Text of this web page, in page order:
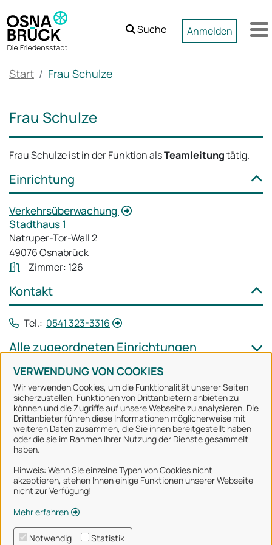
Zum Hauptinhalt springen
VERWENDUNG VON COOKIES
Wir verwenden Cookies, um die Funktionalität unserer Seiten
sicherzustellen, Funktionen von Drittanbietern anbieten zu
können und die Zugriffe auf unsere Webseite zu analysieren. Die
Drittanbieter führen diese Informationen möglicherweise mit
weiteren Daten zusammen, die Sie ihnen bereitgestellt haben
oder die sie im Rahmen Ihrer Nutzung der Dienste gesammelt
haben.
Hinweis: Wenn Sie einzelne Typen von Cookies nicht
akzeptieren, stehen Ihnen einige Funktionen unserer Webseite
nicht zur Verfügung!
Mehr erfahren
Notwendig Statistik
Suche Anmelden
Start Frau Schulze
Frau Schulze
Frau Schulze ist in der Funktion alsTeamleitungtätig.
Einrichtung
Verkehrsüberwachung
Stadthaus 1
Natruper-Tor-Wall 2
49076 Osnabrück
Zimmer: 126
Kontakt
Tel.: 0541 323-3316
Alle zugeordneten Einrichtungen
Stadt Osnabrück
Alle Rechte vorbehalten
Über uns
Impressum
Datenschutzerklärung